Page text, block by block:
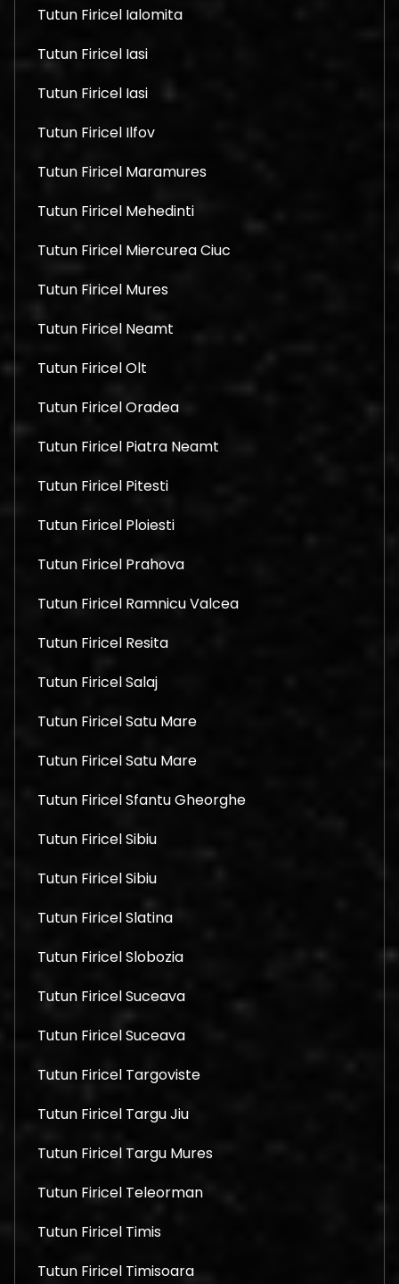
Tutun Firicel Ialomita
Tutun Firicel Iasi
Tutun Firicel Iasi
Tutun Firicel Ilfov
Tutun Firicel Maramures
Tutun Firicel Mehedinti
Tutun Firicel Miercurea Ciuc
Tutun Firicel Mures
Tutun Firicel Neamt
Tutun Firicel Olt
Tutun Firicel Oradea
Tutun Firicel Piatra Neamt
Tutun Firicel Pitesti
Tutun Firicel Ploiesti
Tutun Firicel Prahova
Tutun Firicel Ramnicu Valcea
Tutun Firicel Resita
Tutun Firicel Salaj
Tutun Firicel Satu Mare
Tutun Firicel Satu Mare
Tutun Firicel Sfantu Gheorghe
Tutun Firicel Sibiu
Tutun Firicel Sibiu
Tutun Firicel Slatina
Tutun Firicel Slobozia
Tutun Firicel Suceava
Tutun Firicel Suceava
Tutun Firicel Targoviste
Tutun Firicel Targu Jiu
Tutun Firicel Targu Mures
Tutun Firicel Teleorman
Tutun Firicel Timis
Tutun Firicel Timisoara